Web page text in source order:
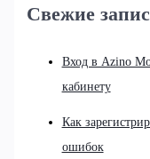
Свежие
Вход в Azino
кабинету
Как
ошибок